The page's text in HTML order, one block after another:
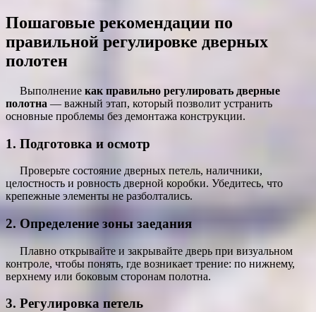
Пошаговые рекомендации по
правильной регулировке дверных
полотен
Выполнение как правильно регулировать дверные
полотна — важный этап, который позволит устранить
основные проблемы без демонтажа конструкции.
1. Подготовка и осмотр
Проверьте состояние дверных петель, наличники,
целостность и ровность дверной коробки. Убедитесь, что
крепежные элементы не разболтались.
2. Определение зоны заедания
Плавно открывайте и закрывайте дверь при визуальном
контроле, чтобы понять, где возникает трение: по нижнему,
верхнему или боковым сторонам полотна.
3. Регулировка петель